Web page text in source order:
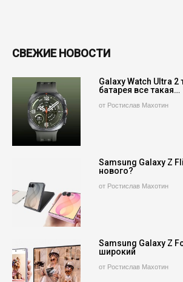
СВЕЖИЕ НОВОСТИ
Galaxy Watch Ultra 2
батарея все такая…
от Ростислав Махотин
Samsung Galaxy Z
нового?
от Ростислав Махотин
Samsung Galaxy Z
широкий
от Ростислав Махотин